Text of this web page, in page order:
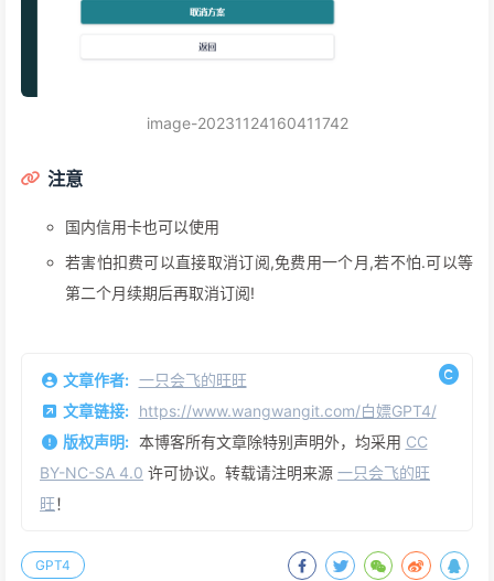
image-20231124160411742
注意
国内信用卡也可以使用
若害怕扣费可以直接取消订阅,免费用一个月,若不怕.可以等
第二个月续期后再取消订阅!
文章作者: 一只会飞的旺旺
文章链接: https://www.wangwangit.com/白嫖GPT4/
版权声明: 本博客所有文章除特别声明外，均采用 CC
BY-NC-SA 4.0 许可协议。转载请注明来源 一只会飞的旺
旺！
GPT4